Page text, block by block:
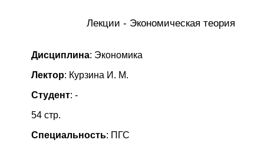
Лекции - Экономическая теория
Дисциплина: Экономика
Лектор: Курзина И. М.
Студент: -
54 стр.
Специальность: ПГС